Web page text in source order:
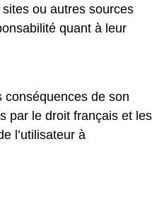
ou autres sources
quant à leur
conséquences de son
par le droit français et les
l’utilisateur à